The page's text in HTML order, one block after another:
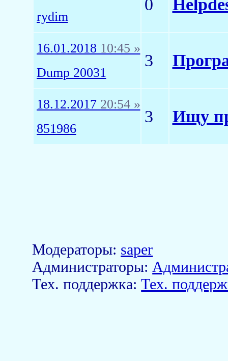
rydim
0
16.01.2018 10:45 »
Dump 20031
3
18.12.2017 20:54 »
851986
3 Ищу
Модераторы: saper
Aдминистраторы:
Тех. поддержка:Тех.